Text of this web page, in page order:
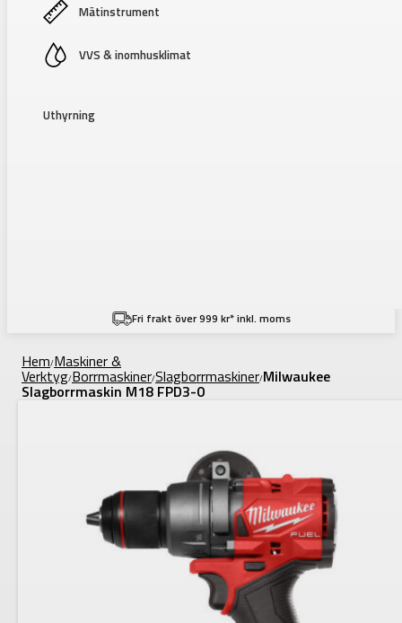
Mätinstrument
VVS & inomhusklimat
Uthyrning
Fri frakt över 999 kr* inkl. moms
Hem/Maskiner &
Verktyg/Borrmaskiner/Slagborrmaskiner/Milwaukee
Slagborrmaskin M18 FPD3-0